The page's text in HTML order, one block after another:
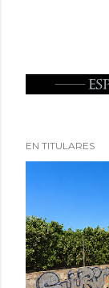
EN TITULARES